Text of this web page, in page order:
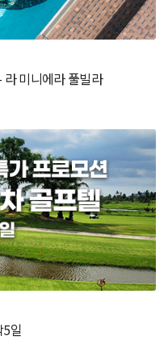
미니에라 풀빌라
일